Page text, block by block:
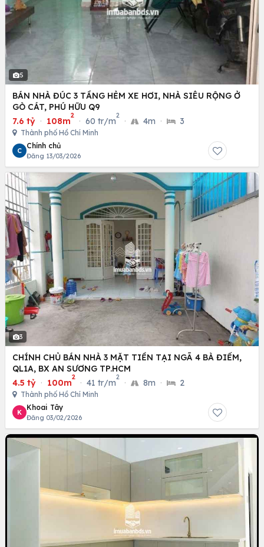
5
BÁN NHÀ ĐÚC 3 TẦNG HẺM XE HƠI, NHÀ SIÊU RỘNG Ở
GÒ CÁT, PHÚ HỮU Q9
7.6 tỷ · 108m
2
· 60 tr/m
2
· 4m · 3
Thành phố Hồ Chí Minh
C
Chính chủ
Đăng 13/03/2026
3
CHÍNH CHỦ BÁN NHÀ 3 MẶT TIỀN TẠI NGÃ 4 BÀ ĐIỂM,
QL1A, BX AN SƯƠNG TP.HCM
4.5 tỷ · 100m
2
· 41 tr/m
2
· 8m · 2
Thành phố Hồ Chí Minh
K
Khoai Tây
Đăng 03/02/2026